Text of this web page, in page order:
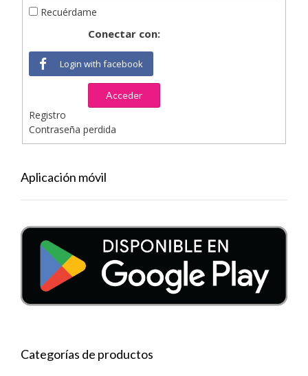
Recuérdame
Conectar con:
Login with facebook
Acceder
Registro
Contraseña perdida
Aplicación móvil
Categorías de productos